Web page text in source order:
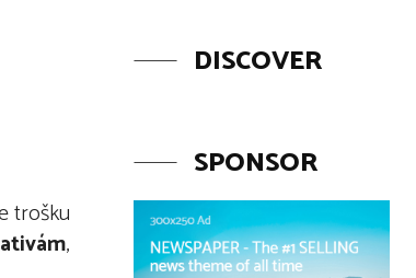
trošku
,
DISCOVER
SPONSOR